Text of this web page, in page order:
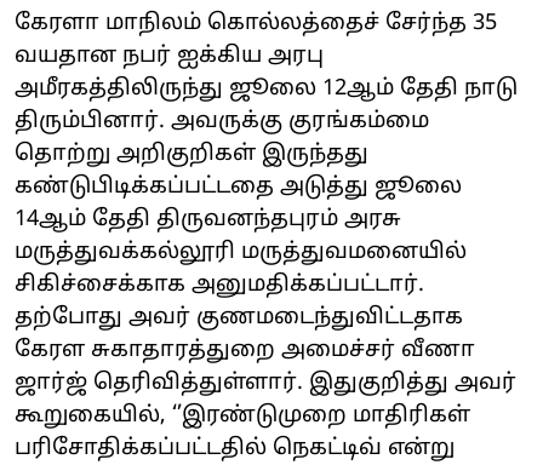
கேரளா மாநிலம் கொல்லத்தைச் சேர்ந்த 35
வயதான நபர் ஐக்கிய அரபு
அமீரகத்திலிருந்து ஜூலை 12ஆம் தேதி நாடு
திரும்பினார். அவருக்கு குரங்கம்மை
தொற்று அறிகுறிகள் இருந்தது
கண்டுபிடிக்கப்பட்டதை அடுத்து ஜூலை
14ஆம் தேதி திருவனந்தபுரம் அரசு
மருத்துவக்கல்லூரி மருத்துவமனையில்
சிகிச்சைக்காக அனுமதிக்கப்பட்டார்.
தற்போது அவர் குணமடைந்துவிட்டதாக
கேரள சுகாதாரத்துறை அமைச்சர் வீணா
ஜார்ஜ் தெரிவித்துள்ளார். இதுகுறித்து அவர்
கூறுகையில், ‘’இரண்டுமுறை மாதிரிகள்
பரிசோதிக்கப்பட்டதில் நெகட்டிவ் என்று